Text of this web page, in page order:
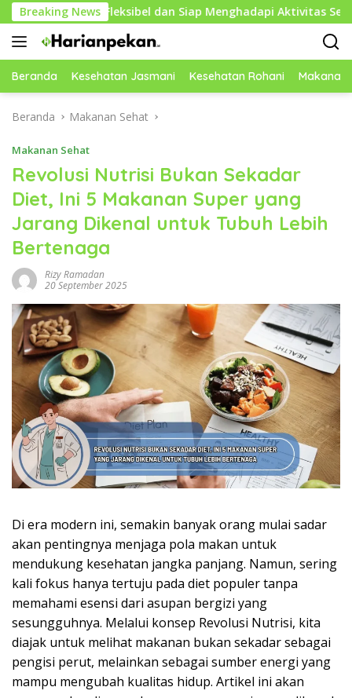
Langsung
ke
konten
Breaking News
Fleksibel dan Siap Menghadapi Aktivitas Sehari-Hari
Beranda Kesehatan Jasmani Kesehatan Rohani Makanan
Beranda Makanan Sehat
Makanan Sehat
Revolusi Nutrisi Bukan Sekadar
Diet, Ini 5 Makanan Super yang
Jarang Dikenal untuk Tubuh Lebih
Bertenaga
Rizy Ramadan
20 September 2025
Di era modern ini, semakin banyak orang mulai sadar
akan pentingnya menjaga pola makan untuk
mendukung kesehatan jangka panjang. Namun, sering
kali fokus hanya tertuju pada diet populer tanpa
memahami esensi dari asupan bergizi yang
sesungguhnya. Melalui konsep Revolusi Nutrisi, kita
diajak untuk melihat makanan bukan sekadar sebagai
pengisi perut, melainkan sebagai sumber energi yang
mampu mengubah kualitas hidup. Artikel ini akan